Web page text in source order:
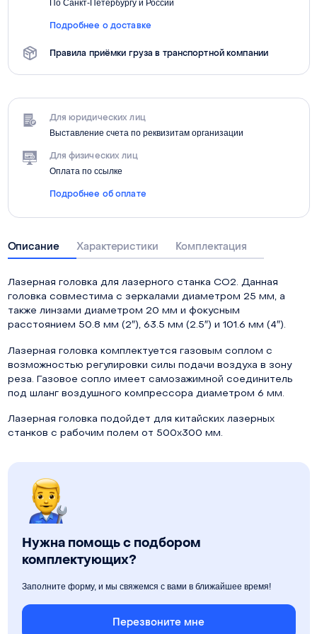
По Санкт-Петербургу и России
Подробнее о доставке
Правила приёмки груза в транспортной компании
Для юридических лиц
Выставление счета по реквизитам организации
Для физических лиц
Оплата по ссылке
Подробнее об оплате
Описание Характеристики Комплектация
Лазерная головка для лазерного станка СО2. Данная
головка совместима с зеркалами диаметром 25 мм, а
также линзами диаметром 20 мм и фокусным
расстоянием 50.8 мм (2″), 63.5 мм (2.5″) и 101.6 мм (4″).
Лазерная головка комплектуется газовым соплом с
возможностью регулировки силы подачи воздуха в зону
реза. Газовое сопло имеет самозажимной соединитель
под шланг воздушного компрессора диаметром 6 мм.
Лазерная головка подойдет для китайских лазерных
станков с рабочим полем от 500х300 мм.
Нужна помощь с подбором
комплектующих?
Заполните форму, и мы свяжемся с вами в ближайшее время!
Перезвоните мне